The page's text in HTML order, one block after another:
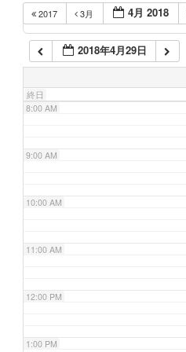
2017 3月 4月 2018
2018年4月29日
終日
6:00 AM
7:00 AM
8:00 AM
9:00 AM
10:00 AM
11:00 AM
12:00 PM
1:00 PM